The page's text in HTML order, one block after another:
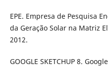
EPE. Empresa de Pesquisa
da Geração Solar na Matriz
2012.
GOOGLE SKETCHUP 8.